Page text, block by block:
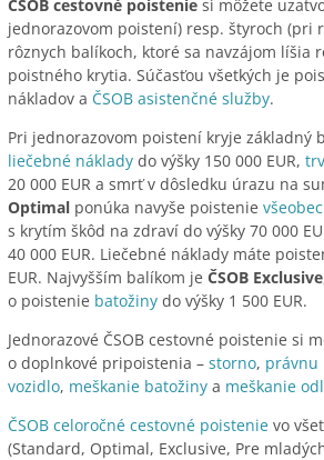
ČSOB cestovné poistenie si môžete
jednorazovom poistení) resp. štyroch (pri
rôznych balíkoch, ktoré sa navzájom líšia
poistného krytia. Súčasťou všetkých je
nákladov a ČSOB asistenčné služby.
Pri jednorazovom poistení kryje základný
liečebné náklady do výšky 150 000 EUR,
20 000 EUR a smrť v dôsledku úrazu na
Optimal ponúka navyše poistenie
s krytím škôd na zdraví do výšky 70 000
40 000 EUR. Liečebné náklady máte
EUR. Najvyšším balíkom je ČSOB Exclusive
o poistenie batožiny do výšky 1 500 EUR.
Jednorazové ČSOB cestovné poistenie si
o doplnkové pripoistenia – storno, právnu
vozidlo, meškanie batožiny a meškanie
ČSOB celoročné cestovné poistenie vo
(Standard, Optimal, Exclusive, Pre